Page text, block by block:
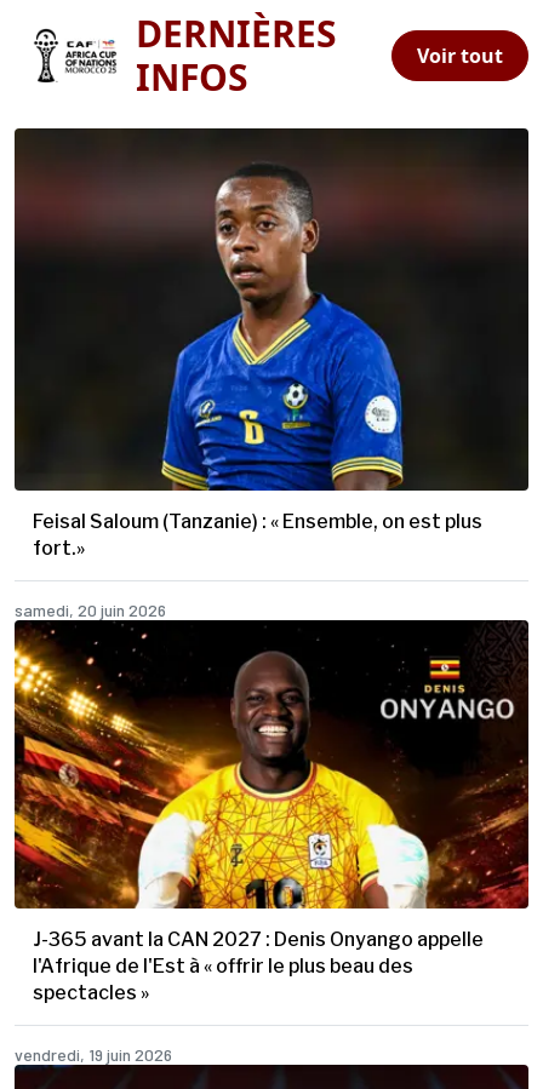
DERNIÈRES
INFOS
Voir tout
Feisal Saloum (Tanzanie) : « Ensemble, on est plus
fort.»
samedi, 20 juin 2026
J-365 avant la CAN 2027 : Denis Onyango appelle
l'Afrique de l'Est à « offrir le plus beau des
spectacles »
vendredi, 19 juin 2026